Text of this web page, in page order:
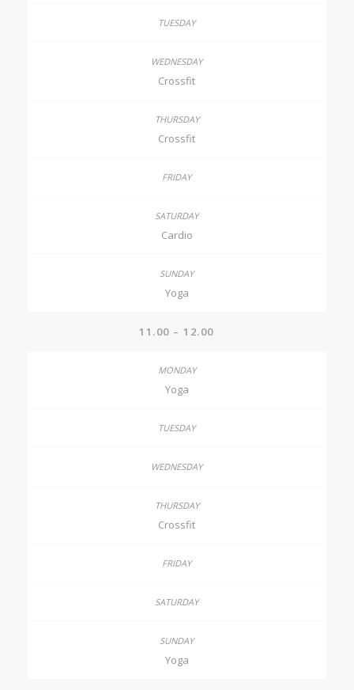
Crossfit
Crossfit
Cardio
Yoga
11.00 – 12.00
Yoga
Crossfit
Yoga